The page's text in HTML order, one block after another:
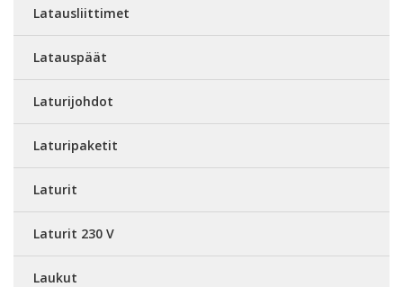
Latausliittimet
Latauspäät
Laturijohdot
Laturipaketit
Laturit
Laturit 230 V
Laukut